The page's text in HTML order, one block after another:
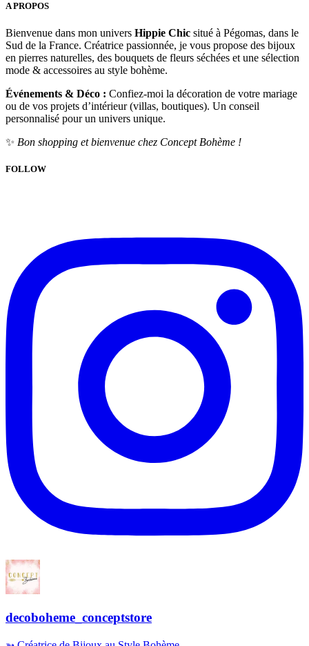
A PROPOS
Bienvenue dans mon univers Hippie Chic situé à Pégomas, dans le
Sud de la France. Créatrice passionnée, je vous propose des bijoux
en pierres naturelles, des bouquets de fleurs séchées et une sélection
mode & accessoires au style bohème.
Événements & Déco : Confiez-moi la décoration de votre mariage
ou de vos projets d’intérieur (villas, boutiques). Un conseil
personnalisé pour un univers unique.
✨ Bon shopping et bienvenue chez Concept Bohème !
FOLLOW
decoboheme_conceptstore